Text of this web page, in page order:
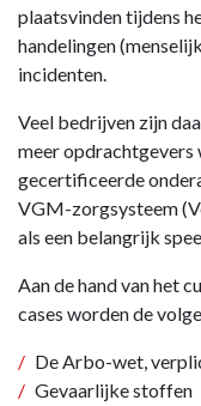
plaatsvinden tijdens
handelingen
incidenten.
Veel bedrijven zijn
meer opdrachtgevers
gecertificeerde
VGM-zorgsysteem
als een belangrijk
Aan de hand van het
cases worden de
De Arbo-wet,
Gevaarlijke stoffen